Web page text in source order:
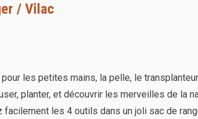
/ Vilac
les petites mains, la pelle, le
planter, et découvrir les merveilles de la
facilement les 4 outils dans un joli sac de